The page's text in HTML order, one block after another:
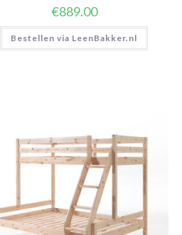
€889.00
Bestellen via LeenBakker.nl